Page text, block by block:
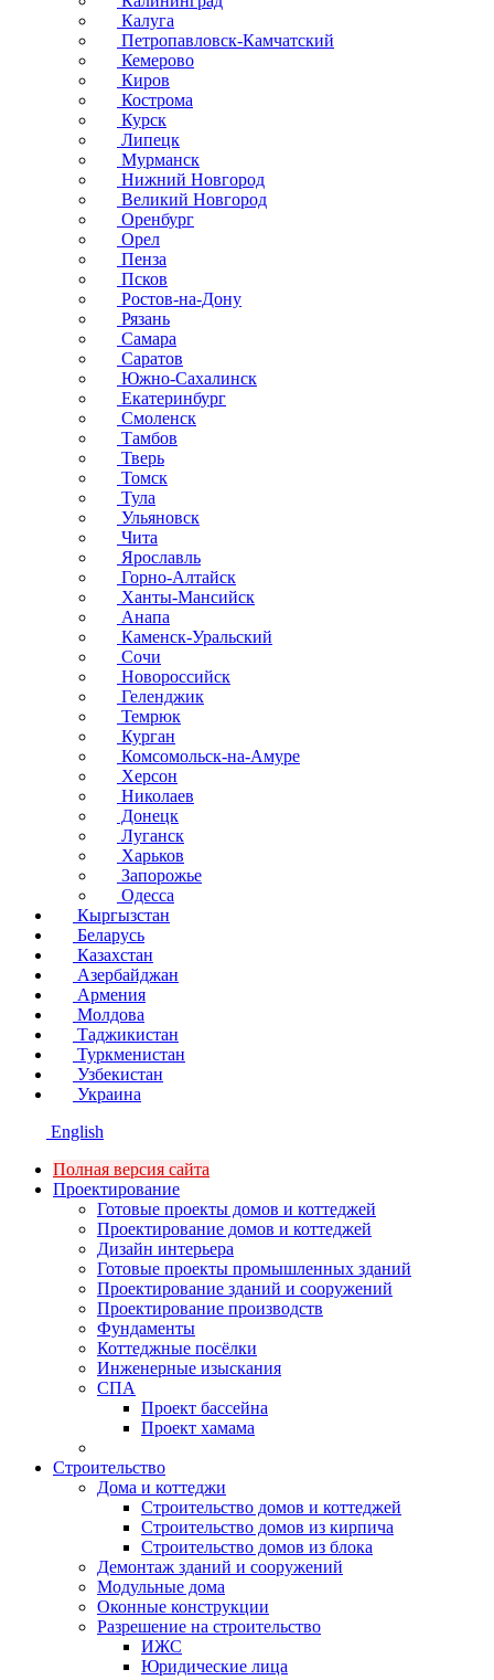
Калуга
Петропавловск-Камчатский
Кемерово
Киров
Кострома
Курск
Липецк
Мурманск
Нижний Новгород
Великий Новгород
Оренбург
Орел
Пенза
Псков
Ростов-на-Дону
Рязань
Самара
Саратов
Южно-Сахалинск
Екатеринбург
Смоленск
Тамбов
Тверь
Томск
Тула
Ульяновск
Чита
Ярославль
Горно-Алтайск
Ханты-Мансийск
Анапа
Каменск-Уральский
Сочи
Новороссийск
Геленджик
Темрюк
Курган
Комсомольск-на-Амуре
Херсон
Николаев
Донецк
Луганск
Харьков
Запорожье
Одесса
Кыргызстан
Беларусь
Казахстан
Азербайджан
Армения
Молдова
Таджикистан
Туркменистан
Узбекистан
Украина
English
Полная версия сайта
Проектирование
Готовые проекты домов и коттеджей
Проектирование домов и коттеджей
Дизайн интерьера
Готовые проекты промышленных зданий
Проектирование зданий и сооружений
Проектирование производств
Фундаменты
Коттеджные посёлки
Инженерные изыскания
СПА
Проект бассейна
Проект хамама
Строительство
Дома и коттеджи
Строительство домов и коттеджей
Строительство домов из кирпича
Строительство домов из блока
Демонтаж зданий и сооружений
Модульные дома
Оконные конструкции
Разрешение на строительство
ИЖС
Юридические лица